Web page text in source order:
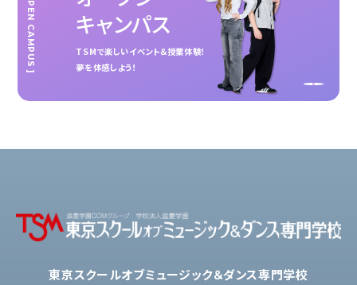
キャンパス
TSMで楽しいイベント＆授業体験！
夢を体感しよう！
[ OPEN CAMPUS ]
東京スクールオブミュージック＆ダンス専門学校